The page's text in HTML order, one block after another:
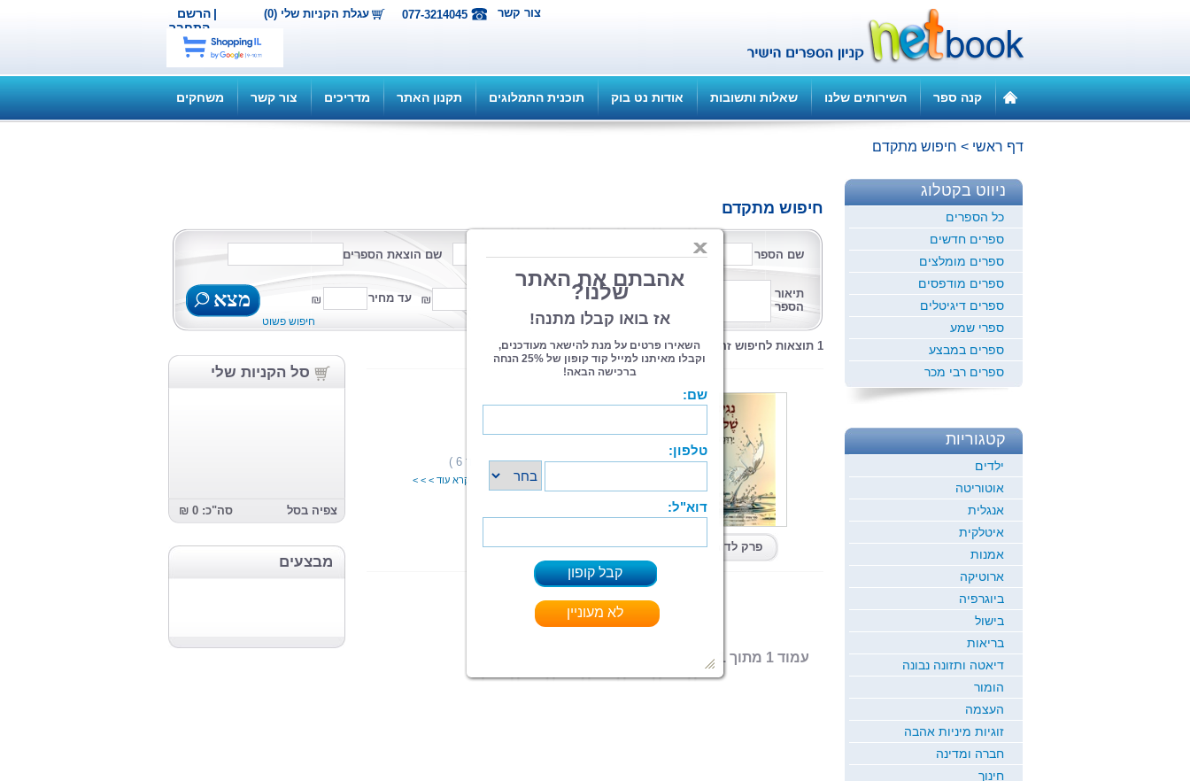
הרשם |
התחבר
עגלת הקניות שלי (0) 077-3214045 צור קשר
קנה ספר השירותים שלנו שאלות ותשובות אודות נט בוק תוכנית התמלוגים תקנון האתר מדריכים צור קשר משחקים
דף ראשי > חיפוש מתקדם
חיפוש מתקדם
שם הספר שם המחבר שם הוצאת הספרים
תיאור
הספר
עד מחיר
קטגוריה
פורמט מצא
חיפוש פשוט
סל הקניות שלי
צפיה בסל סה"כ: 0 ₪
מבצעים
1 תוצאות לחיפוש זה
פרק לדוגמא
דירוג:
(2 מדרגים,ניקוד 6 )
“עִקְבוֹת צְעָדַי לֹא שָׁטַף הַמָּטָר, לֹא אָסְפָה הָרוּחַ,
קרא עוד > > >
קיים בפורמטים:ספר מודפס|
ePub|PDF
עמוד 1 מתוך 1
ניווט בקטלוג
כל הספרים
ספרים חדשים
ספרים מומלצים
ספרים מודפסים
ספרים דיגיטלים
ספרי שמע
ספרים במבצע
ספרים רבי מכר
קטגוריות
ילדים
אוטוריטה
אנגלית
איטלקית
אמנות
ארוטיקה
ביוגרפיה
בישול
בריאות
דיאטה ותזונה נבונה
הומור
העצמה
זוגיות מיניות אהבה
חברה ומדינה
חינוך